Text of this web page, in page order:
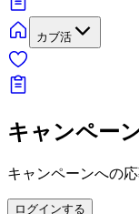
カブ活
キャンペー
キャンペーンへの
ログインする